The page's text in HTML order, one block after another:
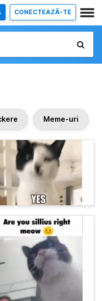
CONECTEAZĂ-TE
Meme-uri